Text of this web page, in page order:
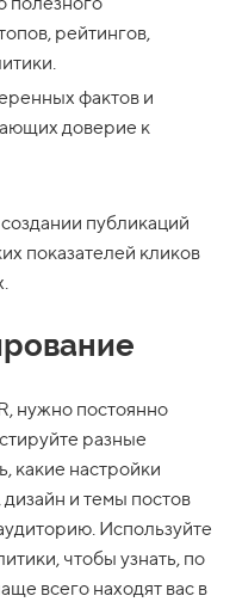
рейтингов,
фактов и
доверие к
публикаций
показателей кликов
нужно постоянно
разные
какие настройки
и темы постов
Используйте
чтобы узнать, по
всего находят вас в